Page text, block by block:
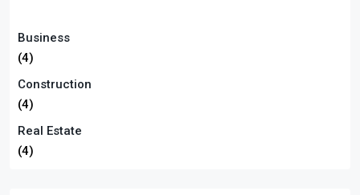
Business
(4)
Construction
(4)
Real Estate
(4)